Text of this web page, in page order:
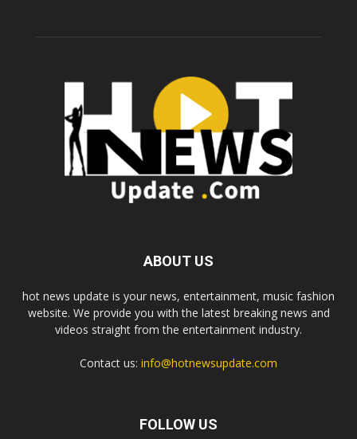
ABOUT US
hot news update is your news, entertainment, music fashion
website. We provide you with the latest breaking news and
videos straight from the entertainment industry.
Contact us: info@hotnewsupdate.com
FOLLOW US